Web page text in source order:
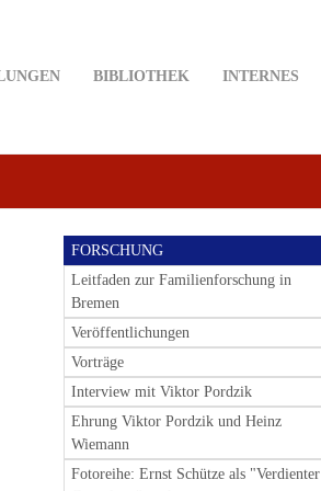
BIBLIOTHEK INTERNES
FORSCHUNG
Leitfaden zur Familienforschung in
Bremen
Veröffentlichungen
Vorträge
Interview mit Viktor Pordzik
Ehrung Viktor Pordzik und Heinz
Wiemann
Fotoreihe: Ernst Schütze als "Verdienter